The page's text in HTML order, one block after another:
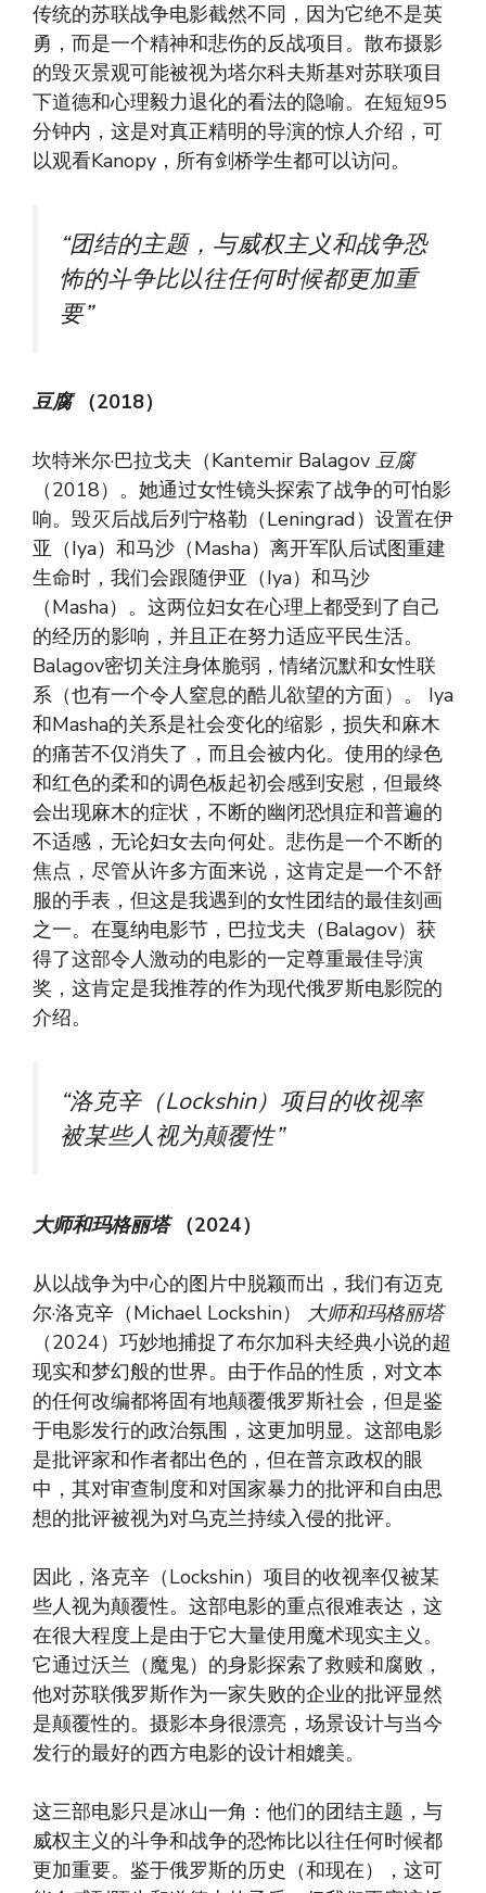
传统的苏联战争电影截然不同，因为它绝不是英
勇，而是一个精神和悲伤的反战项目。散布摄影
的毁灭景观可能被视为塔尔科夫斯基对苏联项目
下道德和心理毅力退化的看法的隐喻。在短短95
分钟内，这是对真正精明的导演的惊人介绍，可
以观看Kanopy，所有剑桥学生都可以访问。
“团结的主题，与威权主义和战争恐
怖的斗争比以往任何时候都更加重
要”
豆腐（2018）
坎特米尔·巴拉戈夫（Kantemir Balagov 豆腐
（2018）。她通过女性镜头探索了战争的可怕影
响。毁灭后战后列宁格勒（Leningrad）设置在伊
亚（Iya）和马沙（Masha）离开军队后试图重建
生命时，我们会跟随伊亚（Iya）和马沙
（Masha）。这两位妇女在心理上都受到了自己
的经历的影响，并且正在努力适应平民生活。
Balagov密切关注身体脆弱，情绪沉默和女性联
系（也有一个令人窒息的酷儿欲望的方面）。 Iya
和Masha的关系是社会变化的缩影，损失和麻木
的痛苦不仅消失了，而且会被内化。使用的绿色
和红色的柔和的调色板起初会感到安慰，但最终
会出现麻木的症状，不断的幽闭恐惧症和普遍的
不适感，无论妇女去向何处。悲伤是一个不断的
焦点，尽管从许多方面来说，这肯定是一个不舒
服的手表，但这是我遇到的女性团结的最佳刻画
之一。在戛纳电影节，巴拉戈夫（Balagov）获
得了这部令人激动的电影的一定尊重最佳导演
奖，这肯定是我推荐的作为现代俄罗斯电影院的
介绍。
“洛克辛（Lockshin）项目的收视率
被某些人视为颠覆性”
大师和玛格丽塔（2024）
从以战争为中心的图片中脱颖而出，我们有迈克
尔·洛克辛（Michael Lockshin）
大师和玛格丽塔
（2024）巧妙地捕捉了布尔加科夫经典小说的超
现实和梦幻般的世界。由于作品的性质，对文本
的任何改编都将固有地颠覆俄罗斯社会，但是鉴
于电影发行的政治氛围，这更加明显。这部电影
是批评家和作者都出色的，但在普京政权的眼
中，其对审查制度和对国家暴力的批评和自由思
想的批评被视为对乌克兰持续入侵的批评。
因此，洛克辛（Lockshin）项目的收视率仅被某
些人视为颠覆性。这部电影的重点很难表达，这
在很大程度上是由于它大量使用魔术现实主义。
它通过沃兰（魔鬼）的身影探索了救赎和腐败，
他对苏联俄罗斯作为一家失败的企业的批评显然
是颠覆性的。摄影本身很漂亮，场景设计与当今
发行的最好的西方电影的设计相媲美。
这三部电影只是冰山一角：他们的团结主题，与
威权主义的斗争和战争的恐怖比以往任何时候都
更加重要。鉴于俄罗斯的历史（和现在），这可